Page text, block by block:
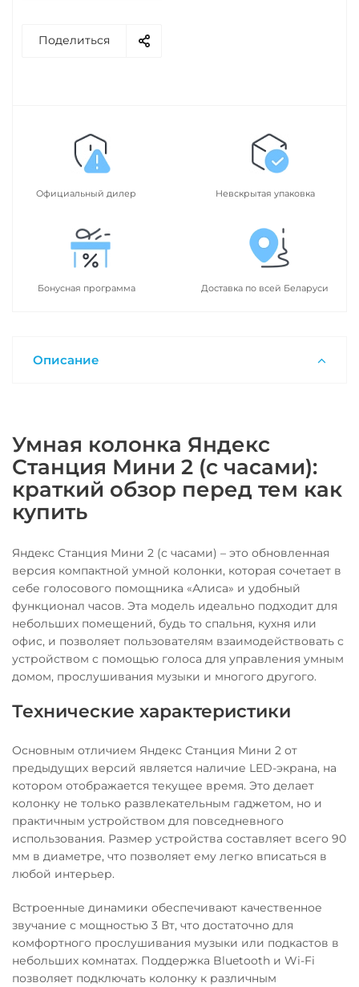
Поделиться
Официальный дилер Невскрытая упаковка
Бонусная программа Доставка по всей Беларуси
Описание
Умная колонка Яндекс
Станция Мини 2 (с часами):
краткий обзор перед тем как
купить
Яндекс Станция Мини 2 (с часами) – это обновленная
версия компактной умной колонки, которая сочетает в
себе голосового помощника «Алиса» и удобный
функционал часов. Эта модель идеально подходит для
небольших помещений, будь то спальня, кухня или
офис, и позволяет пользователям взаимодействовать с
устройством с помощью голоса для управления умным
домом, прослушивания музыки и многого другого.
Технические характеристики
Основным отличием Яндекс Станция Мини 2 от
предыдущих версий является наличие LED-экрана, на
котором отображается текущее время. Это делает
колонку не только развлекательным гаджетом, но и
практичным устройством для повседневного
использования. Размер устройства составляет всего 90
мм в диаметре, что позволяет ему легко вписаться в
любой интерьер.
Встроенные динамики обеспечивают качественное
звучание с мощностью 3 Вт, что достаточно для
комфортного прослушивания музыки или подкастов в
небольших комнатах. Поддержка Bluetooth и Wi-Fi
позволяет подключать колонку к различным